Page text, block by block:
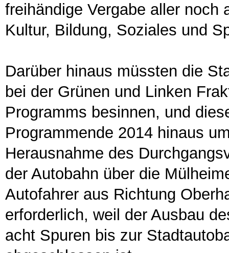
freihändige Vergabe aller noch
Kultur, Bildung, Soziales und
Darüber hinaus müssten die
bei der Grünen und Linken
Programms besinnen, und
Programmende 2014 hinaus
Herausnahme des
der Autobahn über die
Autofahrer aus Richtung
erforderlich, weil der Ausbau
acht Spuren bis zur